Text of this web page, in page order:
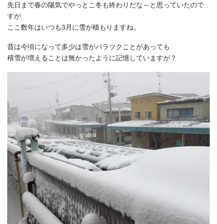
先日まで春の陽気でやっとこ冬も終わりだな～と思っていたので
すが
ここ数年はいつも3月に雪が積もりますね。
昔は今頃になって多少は雪がパラツクことがあっても
積雪が増えることは無かったように記憶していますが？